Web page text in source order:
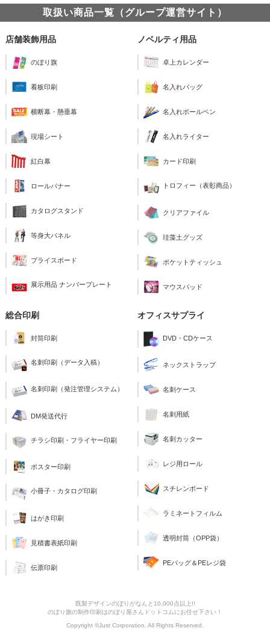
取扱い商品一覧（グループ運営サイト）
店舗装飾用品
のぼり旗
看板印刷
横断幕・懸垂幕
現場シート
紅白幕
ロールバナー
カタログスタンド
等身大パネル
プライスボード
展示用品 ナンバープレート
ノベルティ用品
卓上カレンダー
名入れバッグ
名入れボールペン
名入れライター
カード印刷
トロフィー（表彰商品）
クリアファイル
珪藻土グッズ
ポケットティッシュ
マウスパッド
総合印刷
封筒印刷
名刺印刷（データ入稿）
名刺印刷（発注管理システム）
DM発送代行
チラシ印刷・フライヤー印刷
ポスター印刷
小冊子・カタログ印刷
はがき印刷
見積書表紙印刷
伝票印刷
オフィスサプライ
DVD・CDケース
ネックストラップ
名刺ケース
名刺用紙
名刺カッター
レジ用ロール
スチレンボード
ラミネートフィルム
透明封筒（OPP袋）
PEバッグ＆PEレジ袋
既製デザインのぼりがなんと10,000点以上!!
のぼり旗の制作印刷はのぼり屋さんドットコムにお任せ下さい！
Copyright ©Just Corporation. All Rights Reserved.